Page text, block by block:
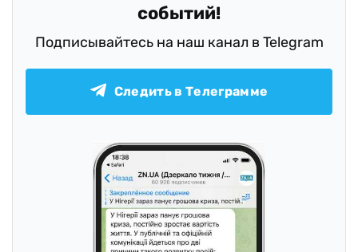
событий!
Подписывайтесь на наш канал в Telegram
Следить в Телеграмме